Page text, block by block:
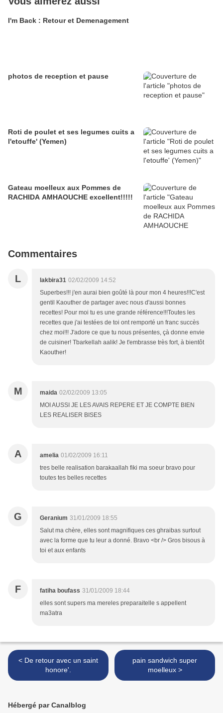
I'm Back : Retour et Demenagement
photos de reception et pause
Roti de poulet et ses legumes cuits a
l'etouffe' (Yemen)
Gateau moelleux aux Pommes de
RACHIDA AMHAOUCHE excellent!!!!!
Commentaires
L lakbira31 02/02/2009 14:52
Superbes!!! j'en aurai bien goûté là pour mon 4 heures!!!C'est
gentil Kaouther de partager avec nous d'aussi bonnes
recettes! Pour moi tu es une grande référence!!!Toutes les
recettes que j'ai testées de toi ont remporté un franc succès
chez moi!!! J'adore ce que tu nous présentes, çà donne envie
de cuisiner! Tbarkellah aalik! Je t'embrasse très fort, à bientôt
Kaouther!
M maida 02/02/2009 13:05
MOI AUSSI JE LES AVAIS REPERE ET JE COMPTE BIEN
LES REALISER BISES
A amelia 01/02/2009 16:11
tres belle realisation barakaallah fiki ma soeur bravo pour
toutes tes belles recettes
G Geranium 31/01/2009 18:55
Salut ma chère, elles sont magnifiques ces ghraibas surtout
avec la forme que tu leur a donné. Bravo <br /> Gros bisous à
toi et aux enfants
F fatiha boufass 31/01/2009 18:44
elles sont supers ma mereles preparaitelle s appellent
ma3atra
< De retour avec un saint
honore'.
pain sandwich super
moelleux >
Hébergé par Canalblog